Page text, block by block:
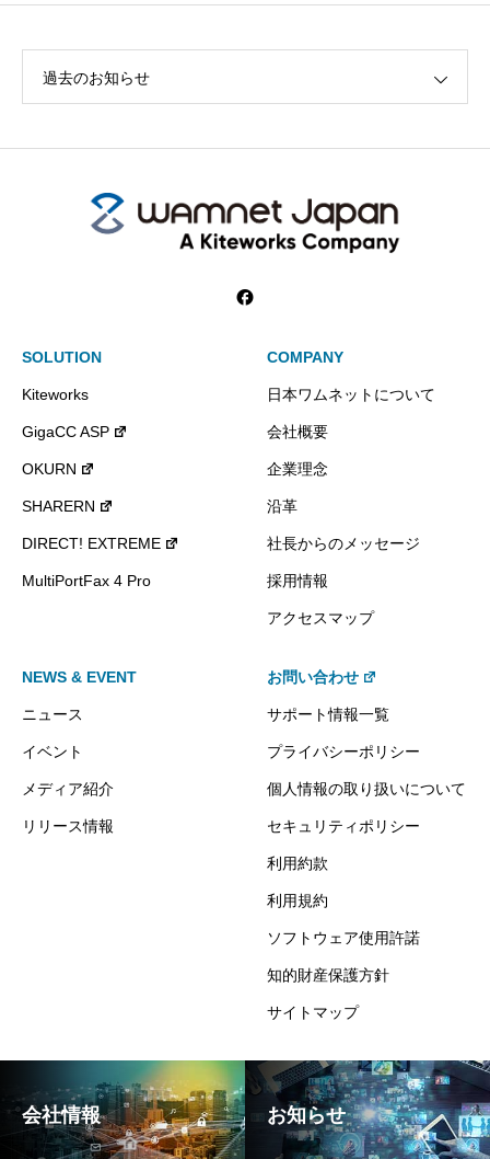
過去のお知らせ
SOLUTION
Kiteworks
GigaCC ASP
OKURN
SHARERN
DIRECT! EXTREME
MultiPortFax 4 Pro
COMPANY
日本ワムネットについて
会社概要
企業理念
沿革
社長からのメッセージ
採用情報
アクセスマップ
NEWS & EVENT
ニュース
イベント
メディア紹介
リリース情報
お問い合わせ
サポート情報一覧
プライバシーポリシー
個人情報の取り扱いについて
セキュリティポリシー
利用約款
利用規約
ソフトウェア使用許諾
知的財産保護方針
サイトマップ
会社情報 お知らせ